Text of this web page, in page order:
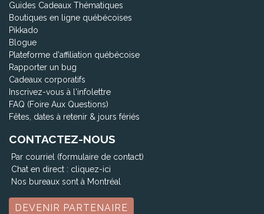
Guides Cadeaux Thématiques
Boutiques en ligne québécoises
Pikkado
Blogue
Plateforme d'affiliation québécoise
Rapporter un bug
Cadeaux corporatifs
Inscrivez-vous à l'infolettre
FAQ (Foire Aux Questions)
Fêtes, dates à retenir & jours fériés
CONTACTEZ-NOUS
Par courriel (formulaire de contact)
Chat en direct : cliquez-ici
Nos bureaux sont à Montréal
DEVENIR PARTENAIRE